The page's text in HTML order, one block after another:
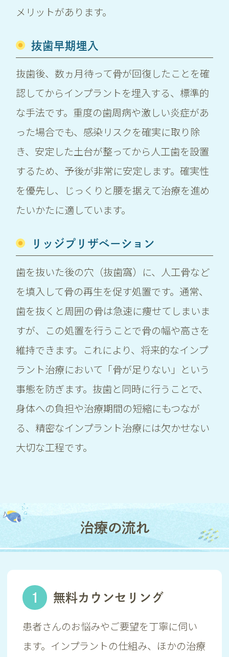
メリットがあります。
抜歯早期埋入
抜歯後、数ヵ月待って骨が回復したことを確
認してからインプラントを埋入する、標準的
な手法です。重度の歯周病や激しい炎症があ
った場合でも、感染リスクを確実に取り除
き、安定した土台が整ってから人工歯を設置
するため、予後が非常に安定します。確実性
を優先し、じっくりと腰を据えて治療を進め
たいかたに適しています。
リッジプリザベーション
歯を抜いた後の穴（抜歯窩）に、人工骨など
を填入して骨の再生を促す処置です。通常、
歯を抜くと周囲の骨は急速に痩せてしまいま
すが、この処置を行うことで骨の幅や高さを
維持できます。これにより、将来的なインプ
ラント治療において「骨が足りない」という
事態を防ぎます。抜歯と同時に行うことで、
身体への負担や治療期間の短縮にもつなが
る、精密なインプラント治療には欠かせない
大切な工程です。
治療の流れ
1 無料カウンセリング
患者さんのお悩みやご要望を丁寧に伺い
ます。インプラントの仕組み、ほかの治療